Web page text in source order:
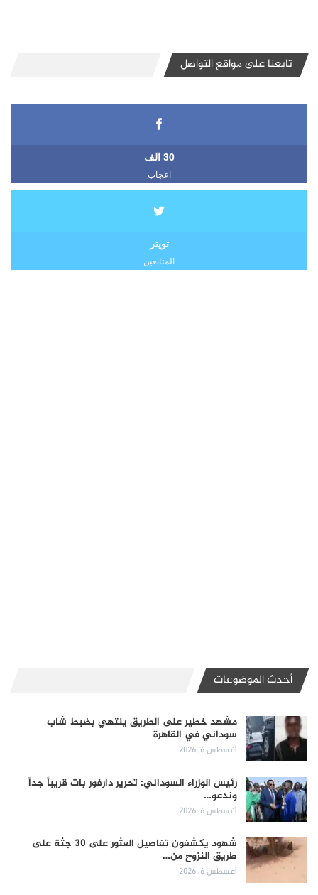
تابعنا على مواقع التواصل
30 الف
اعجاب
تويتر
المتابعين
أحدث الموضوعات
مشهد خطير على الطريق ينتهي بضبط شاب
سوداني في القاهرة
أغسطس 6, 2026
رئيس الوزراء السوداني: تحرير دارفور بات قريباً جداً
وندعو…
أغسطس 6, 2026
شهود يكشفون تفاصيل العثور على 30 جثة على
طريق النزوح من…
أغسطس 6, 2026